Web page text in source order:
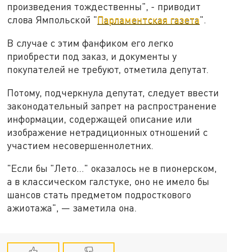
произведения тождественны", - приводит
слова Ямпольской "Парламентская газета".
В случае с этим фанфиком его легко
приобрести под заказ, и документы у
покупателей не требуют, отметила депутат.
Потому, подчеркнула депутат, следует ввести
законодательный запрет на распространение
информации, содержащей описание или
изображение нетрадиционных отношений с
участием несовершеннолетних.
"Если бы "Лето…" оказалось не в пионерском,
а в классическом галстуке, оно не имело бы
шансов стать предметом подросткового
ажиотажа", — заметила она.